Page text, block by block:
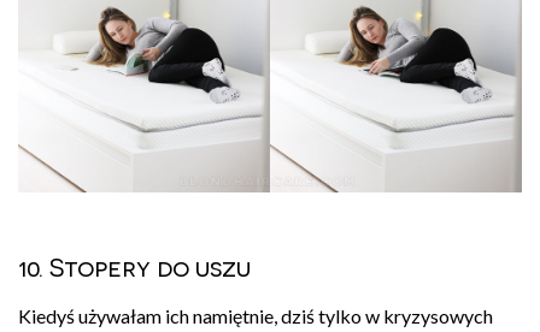
10. Stopery do uszu
Kiedyś używałam ich namiętnie, dziś tylko w kryzysowych